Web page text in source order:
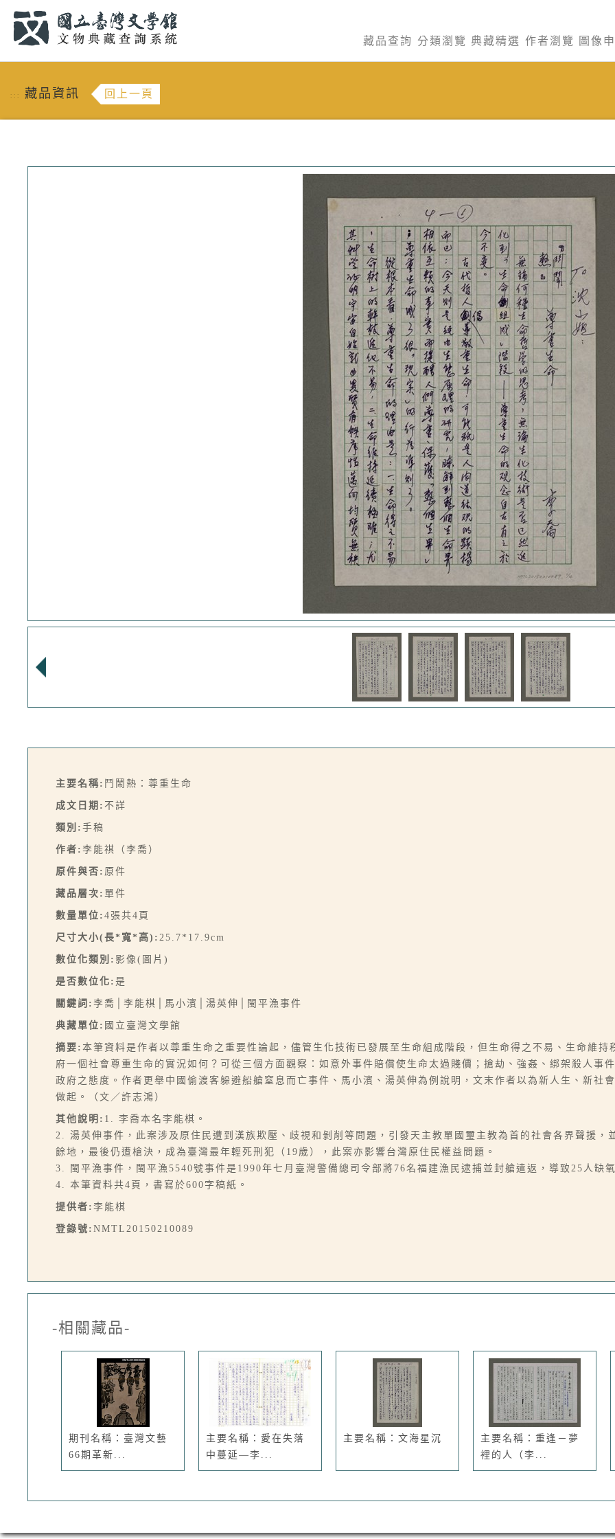
藏品查詢 分類瀏覽 典藏精選 作者瀏覽 圖像
::: 藏品資訊 回上一頁
主要名稱: 鬥鬧熱：尊重生命
成文日期: 不詳
類別: 手稿
作者: 李能祺（李喬）
原件與否: 原件
藏品層次: 單件
數量單位: 4張共4頁
尺寸大小(長*寬*高): 25.7*17.9cm
數位化類別: 影像(圖片)
是否數位化: 是
關鍵詞: 李喬│李能棋│馬小濱│湯英伸│閩平漁事件
典藏單位: 國立臺灣文學館
摘要: 本筆資料是作者以尊重生命之重要性論起，儘管生化技術已發展至生命組成階段，但生命得之不易、生命維
府一個社會尊重生命的實況如何？可從三個方面觀察：如意外事件賠償使生命太過賤價；搶劫、強姦、綁架殺人事
政府之態度。作者更舉中國偷渡客躲避船艙窒息而亡事件、馬小濱、湯英伸為例說明，文末作者以為新人生、新社
做起。（文／許志鴻）
其他說明: 1. 李喬本名李能棋。
2. 湯英伸事件，此案涉及原住民遭到漢族欺壓、歧視和剝削等問題，引發天主教單國璽主教為首的社會各界聲援，
餘地，最後仍遭槍決，成為臺灣最年輕死刑犯（19歲），此案亦影響台灣原住民權益問題。
3. 閩平漁事件，閩平漁5540號事件是1990年七月臺灣警備總司令部將76名福建漁民逮捕並封艙遣返，導致25人缺
4. 本筆資料共4頁，書寫於600字稿紙。
提供者: 李能棋
登錄號: NMTL20150210089
-相關藏品-
期刊名稱：臺灣文藝
66期革新...
主要名稱：愛在失落
中蔓延—李...
主要名稱：文海星沉
主要名稱：重逢－夢
裡的人（李...